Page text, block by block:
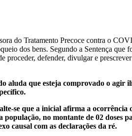
do Tratamento Precoce contra o
dos bens. Segundo a Sentença que
proceder, defender, divulgar e
aluda que esteja comprovado o agir
se que a inicial afirma a ocorrência
no montante de 02 doses
causal com as declarações da ré.